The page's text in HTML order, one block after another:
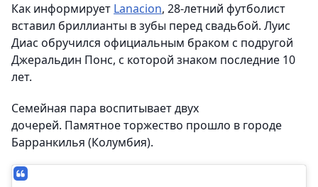
Как информирует Lanacion, 28-летний футболист
вставил бриллианты в зубы перед свадьбой. Луис
Диас обручился официальным браком с подругой
Джеральдин Понс, с которой знаком последние 10
лет.
Семейная пара воспитывает двух
дочерей. Памятное торжество прошло в городе
Барранкилья (Колумбия).